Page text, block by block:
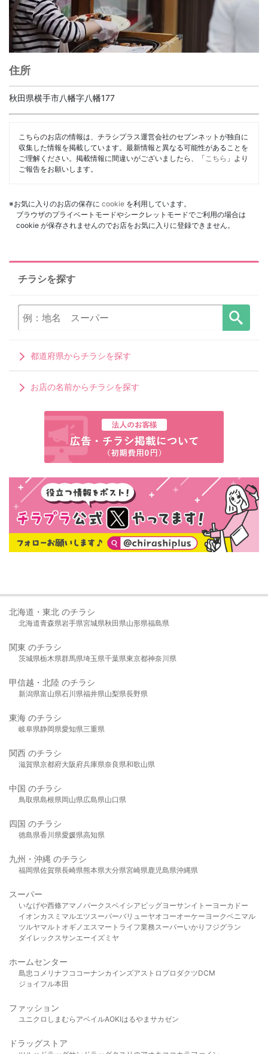
住所
秋田県横手市八幡字八幡177
こちらのお店の情報は、チラシプラス運営会社のセブンネットが独自に
収集した情報を掲載しています。最新情報と異なる可能性があることを
ご理解ください。掲載情報に間違いがございましたら、「 こちら 」より
ご報告をお願いします。
※お気に入りのお店の保存に cookie を利用しています。
ブラウザのプライベートモードやシークレットモードでご利用の場合は
cookie が保存されませんのでお店をお気に入りに登録できません。
チラシを探す
都道府県からチラシを探す
お店の名前からチラシを探す
北海道・東北 のチラシ
北海道青森県岩手県宮城県秋田県山形県福島県
関東 のチラシ
茨城県栃木県群馬県埼玉県千葉県東京都神奈川県
甲信越・北陸 のチラシ
新潟県富山県石川県福井県山梨県長野県
東海 のチラシ
岐阜県静岡県愛知県三重県
関西 のチラシ
滋賀県京都府大阪府兵庫県奈良県和歌山県
中国 のチラシ
鳥取県島根県岡山県広島県山口県
四国 のチラシ
徳島県香川県愛媛県高知県
九州・沖縄 のチラシ
福岡県佐賀県長崎県熊本県大分県宮崎県鹿児島県沖縄県
スーパー
いなげや西條アマノパークスベイシア ビッグヨーサンイトーヨーカドー
イオンカスミ マルエツスーパーバリューヤオコーオーケー ヨークベニマル
ツルヤマルト オギノ エスマート ライフ業務スーパーいかり フジグラン
ダイレックスサンエーイズミヤ
ホームセンター
島忠 コメリ ナフコ コーナンカインズアストロプロダクツDCM
ジョイフル本田
ファッション
ユニクロ しまむら アベイルAOKIはるやま サカゼン
ドラッグストア